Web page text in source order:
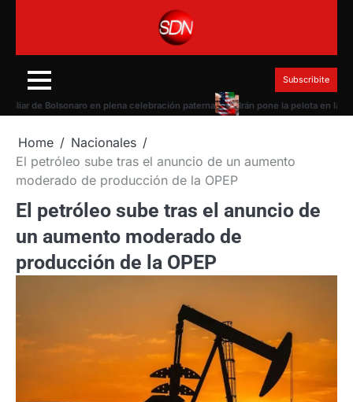
Subscribite
de Bolsonaro en plena celebración paterna Irán pone la pelota en la
Home
Nacionales
El petróleo sube tras el anuncio de un aumento
moderado de producción de la OPEP
El petróleo sube tras el anuncio de
un aumento moderado de
producción de la OPEP